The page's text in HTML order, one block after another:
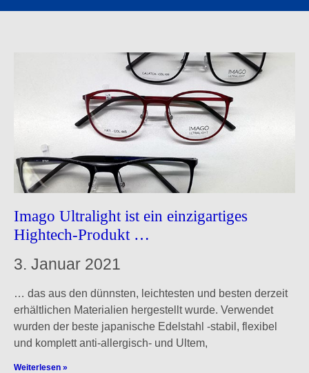
Imago Ultralight ist ein einzigartiges
Hightech-Produkt …
3. Januar 2021
… das aus den dünnsten, leichtesten und besten derzeit
erhältlichen Materialien hergestellt wurde. Verwendet
wurden der beste japanische Edelstahl -stabil, flexibel
und komplett anti-allergisch- und Ultem,
Weiterlesen »